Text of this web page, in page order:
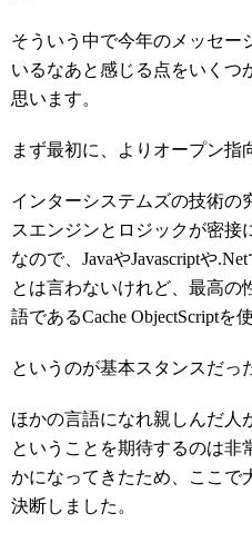
そういう中で今年のメッセー
いるなあと感じる点をいくつ
思います。
まず最初に、よりオープン指
インターシステムズの技術の
スエンジンとロジックが密接
なので、JavaやJavascriptや
とは言わないけれど、最高の
語であるCache ObjectScriptを
というのが基本スタンスだっ
ほかの言語になれ親しんだ人
ということを期待するのは非
かになってきたため、ここで
決断しました。